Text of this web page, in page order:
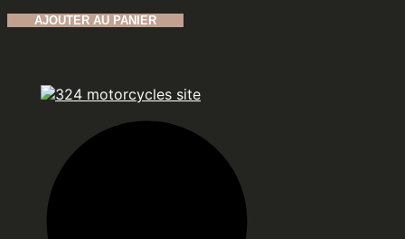
AJOUTER AU PANIER